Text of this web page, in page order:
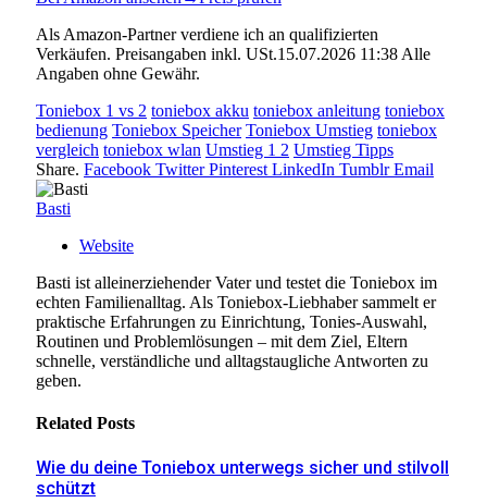
Als Amazon-Partner verdiene ich an qualifizierten
Verkäufen. Preisangaben inkl. USt.15.07.2026 11:38 Alle
Angaben ohne Gewähr.
Toniebox 1 vs 2 toniebox akku toniebox anleitung toniebox
bedienung Toniebox Speicher Toniebox Umstieg toniebox
vergleich toniebox wlan Umstieg 1 2 Umstieg Tipps
Share. Facebook Twitter Pinterest LinkedIn Tumblr Email
Basti
Website
Basti ist alleinerziehender Vater und testet die Toniebox im
echten Familienalltag. Als Toniebox-Liebhaber sammelt er
praktische Erfahrungen zu Einrichtung, Tonies-Auswahl,
Routinen und Problemlösungen – mit dem Ziel, Eltern
schnelle, verständliche und alltagstaugliche Antworten zu
geben.
Related Posts
Wie du deine Toniebox unterwegs sicher und stilvoll
schützt